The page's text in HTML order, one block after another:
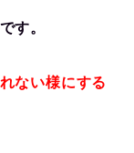
す。
ない様にする